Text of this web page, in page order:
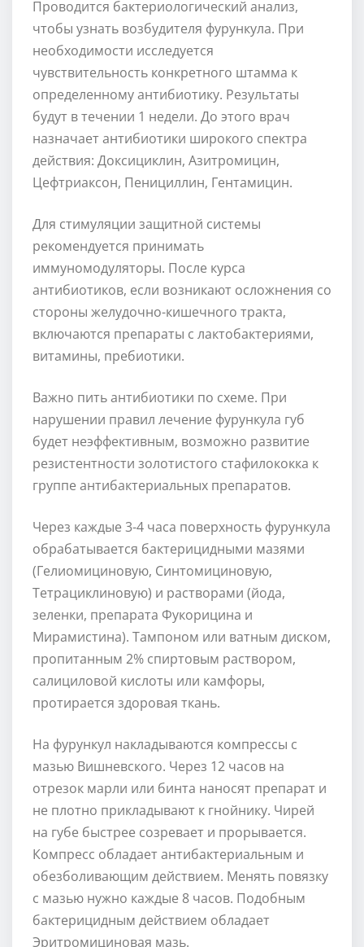
Проводится бактериологический анализ,
чтобы узнать возбудителя фурункула. При
необходимости исследуется
чувствительность конкретного штамма к
определенному антибиотику. Результаты
будут в течении 1 недели. До этого врач
назначает антибиотики широкого спектра
действия: Доксициклин, Азитромицин,
Цефтриаксон, Пенициллин, Гентамицин.
Для стимуляции защитной системы
рекомендуется принимать
иммуномодуляторы. После курса
антибиотиков, если возникают осложнения со
стороны желудочно-кишечного тракта,
включаются препараты с лактобактериями,
витамины, пребиотики.
Важно пить антибиотики по схеме. При
нарушении правил лечение фурункула губ
будет неэффективным, возможно развитие
резистентности золотистого стафилококка к
группе антибактериальных препаратов.
Через каждые 3-4 часа поверхность фурункула
обрабатывается бактерицидными мазями
(Гелиомициновую, Синтомициновую,
Тетрациклиновую) и растворами (йода,
зеленки, препарата Фукорицина и
Мирамистина). Тампоном или ватным диском,
пропитанным 2% спиртовым раствором,
салициловой кислоты или камфоры,
протирается здоровая ткань.
На фурункул накладываются компрессы с
мазью Вишневского. Через 12 часов на
отрезок марли или бинта наносят препарат и
не плотно прикладывают к гнойнику. Чирей
на губе быстрее созревает и прорывается.
Компресс обладает антибактериальным и
обезболивающим действием. Менять повязку
с мазью нужно каждые 8 часов. Подобным
бактерицидным действием обладает
Эритромициновая мазь.